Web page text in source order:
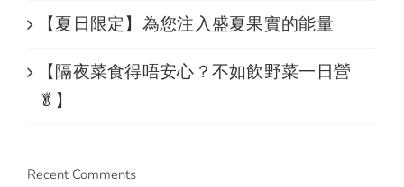
【夏日限定】為您注入盛夏果實的能量
【隔夜菜食得唔安心？不如飲野菜一日營
🥬】
Recent Comments